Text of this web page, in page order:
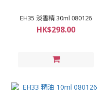
EH35 淡香精 30ml 080126
HK$298.00